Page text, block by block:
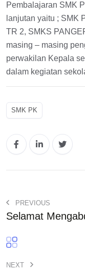
Pembalajaran SMK
lanjutan yaitu ; SMK
TR 2, SMKS
masing – masing
perwakilan Kepala
dalam kegiatan
SMK PK
PREVIOUS
Selamat
NEXT